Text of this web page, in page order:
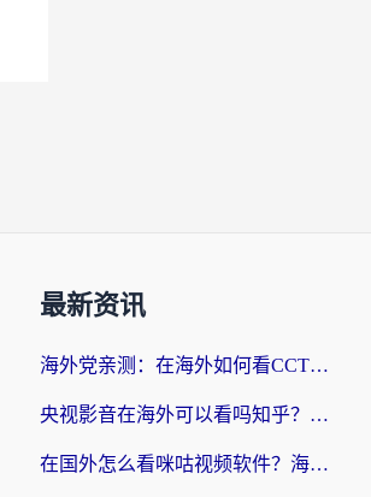
最新资讯
海外党亲测：在海外如何看CCTV？告别“仅限大陆播放”的实用指南
央视影音在海外可以看吗知乎？留学生亲测：3步解决地域限制+追剧自由
在国外怎么看咪咕视频软件？海外党亲测有效的回国加速方案